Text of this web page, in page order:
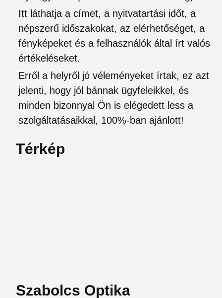
Itt láthatja a címet, a nyitvatartási időt, a
népszerű időszakokat, az elérhetőséget, a
fényképeket és a felhasználók által írt valós
értékeléseket.
Erről a helyről jó véleményeket írtak, ez azt
jelenti, hogy jól bánnak ügyfeleikkel, és
minden bizonnyal Ön is elégedett less a
szolgáltatásaikkal, 100%-ban ajánlott!
Térkép
Szabolcs Optika